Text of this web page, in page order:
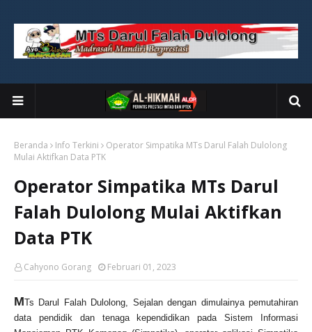
Beranda Info Terkini
Operator Simpatika MTs Darul Falah Dulolong
Mulai Aktifkan Data PTK
Operator Simpatika MTs Darul
Falah Dulolong Mulai Aktifkan
Data PTK
Cahyono Gorang Februari 01, 2023
MTs Darul Falah Dulolong, Sejalan dengan dimulainya pemutahiran
data pendidik dan tenaga kependidikan pada Sistem Informasi